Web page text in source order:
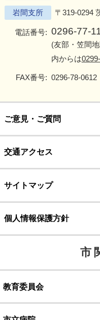
岩間支所 〒319-0294
電話番号: 0296-77-
(友部・笠間
内からは
FAX番号: 0296-78-0612
ご意見・ご質問
交通アクセス
サイトマップ
個人情報保護方針
市
教育委員会